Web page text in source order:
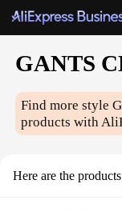
GANTS
Find more style
products with
Here are the